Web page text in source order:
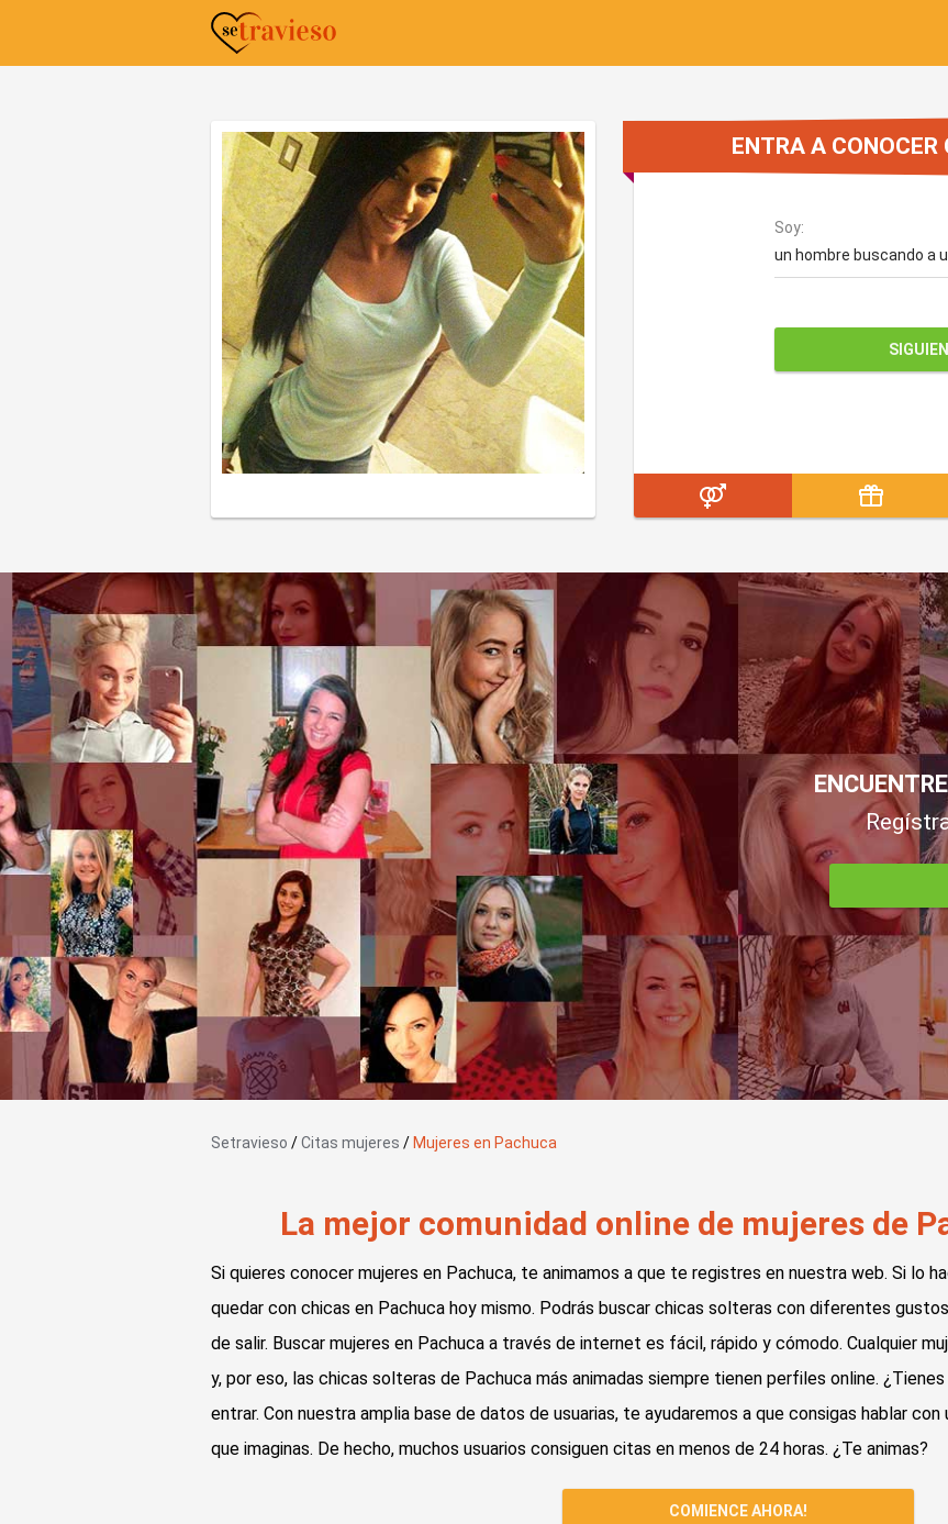
ENTRA A CONOCER
Soy:
un hombre buscando a
Setravieso /Citas mujeres / Mujeres en Pachuca
La mejor comunidad online de mujeres de
Si quieres conocer mujeres en Pachuca, te animamos a que te registres en nuestra web. Si lo
quedar con chicas en Pachuca hoy mismo. Podrás buscar chicas solteras con diferentes
de salir. Buscar mujeres en Pachuca a través de internet es fácil, rápido y cómodo. Cualquier
y, por eso, las chicas solteras de Pachuca más animadas siempre tienen perfiles online.
entrar. Con nuestra amplia base de datos de usuarias, te ayudaremos a que consigas hablar
que imaginas. De hecho, muchos usuarios consiguen citas en menos de 24 horas. ¿Te animas?
COMIENCE AHORA!